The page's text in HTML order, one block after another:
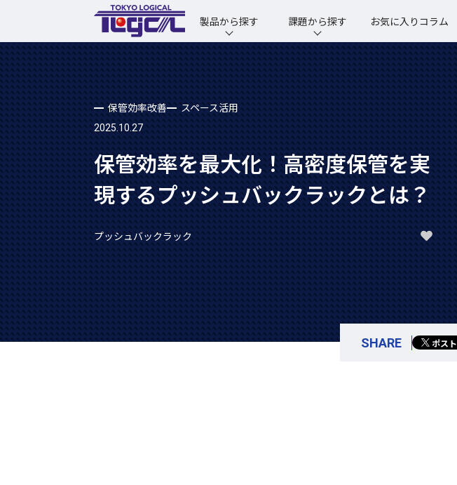
製品から探す 課題から探す お気に入りコラム
保管効率改善 スペース活用
2025.10.27
保管効率を最大化！高密度保管を実
現するプッシュバックラックとは？
プッシュバックラック
SHARE ポスト